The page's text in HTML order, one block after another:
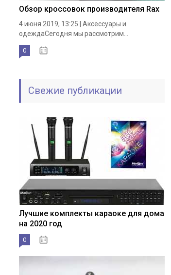
Обзор кроссовок производителя Rax
4 июня 2019, 13:25 | Аксессуары и
одеждаСегодня мы рассмотрим...
0
Свежие публикации
Лучшие комплекты караоке для дома
на 2020 год
0